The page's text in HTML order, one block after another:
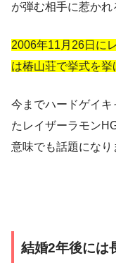
が弾む相手に惹かれ
2006年11月26日に
は椿山荘で挙式を挙
今までハードゲイ
たレイザーラモン
意味でも話題になり
結婚2年後には